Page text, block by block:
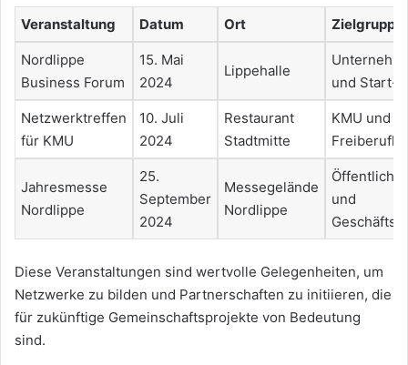
Veranstaltung Datum Ort Zielgruppe
Nordlippe
Business Forum
15. Mai
2024
Lippehalle
und Start-
Netzwerktreffen
für KMU
10. Juli
2024
Restaurant
Stadtmitte
KMU und
Freiberufler
Jahresmesse
Nordlippe
25.
September
2024
Messegelände
Nordlippe
und
Diese Veranstaltungen sind wertvolle Gelegenheiten, um
Netzwerke zu bilden und Partnerschaften zu initiieren, die
für zukünftige Gemeinschaftsprojekte von Bedeutung
sind.